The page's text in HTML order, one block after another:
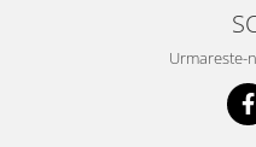
Urmareste-